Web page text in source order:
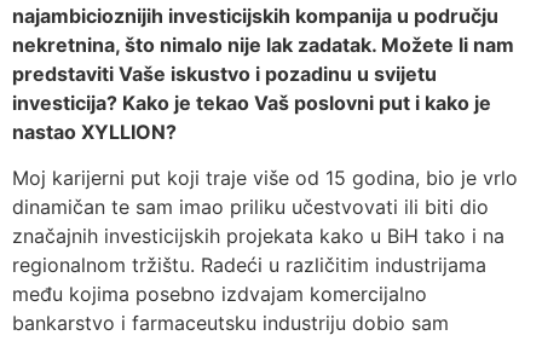
najambicioznijih investicijskih kompanija u području
nekretnina, što nimalo nije lak zadatak. Možete li nam
predstaviti Vaše iskustvo i pozadinu u svijetu
investicija? Kako je tekao Vaš poslovni put i kako je
nastao XYLLION?
Moj karijerni put koji traje više od 15 godina, bio je vrlo
dinamičan te sam imao priliku učestvovati ili biti dio
značajnih investicijskih projekata kako u BiH tako i na
regionalnom tržištu. Radeći u različitim industrijama
među kojima posebno izdvajam komercijalno
bankarstvo i farmaceutsku industriju dobio sam